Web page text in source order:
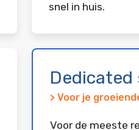
snel in huis.
Dedicated
> Voor je
Voor de meeste